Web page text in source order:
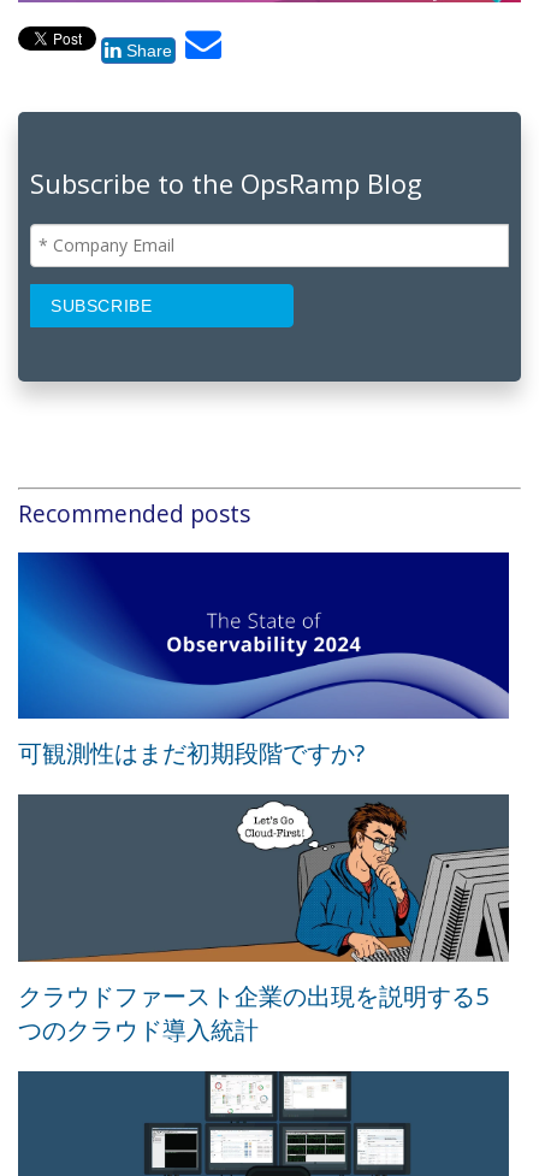
Share
Subscribe to the OpsRamp Blog
Recommended posts
可観測性はまだ初期段階ですか?
クラウドファースト企業の出現を説明する5
つのクラウド導入統計